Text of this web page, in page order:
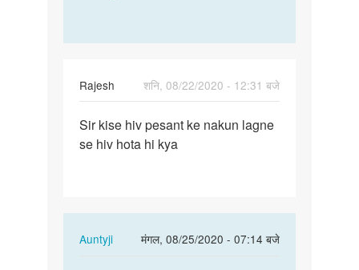
Rajesh
शनि, 08/22/2020 - 12:31 बजे
Sir
kise
Sir kise hiv pesant ke nakun lagne
se hiv hota hi kya
Auntyji
मंगल, 08/25/2020 - 07:14 बजे
In